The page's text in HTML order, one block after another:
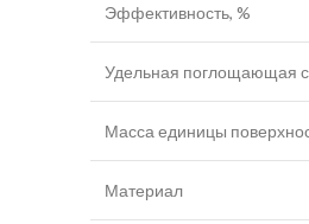
Эффективность, %
Удельная поглощающая
Масса единицы
Материал